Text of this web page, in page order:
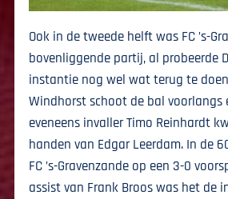
Ook in de tweede helft was FC ’s-
bovenliggende partij, al probeerde
instantie nog wel wat terug te
Windhorst schoot de bal voorlangs
eveneens invaller Timo Reinhardt
handen van Edgar Leerdam. In de
FC ’s-Gravenzande op een 3-0
assist van Frank Broos was het de